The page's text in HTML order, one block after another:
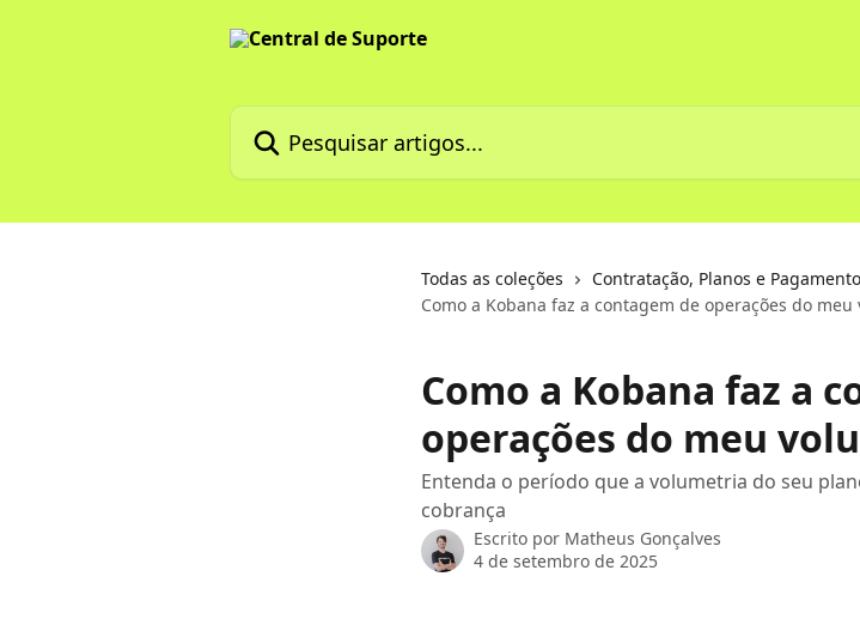
Pesquisar artigos...
Todas as coleções Contratação, Planos e Pagamento
Como a Kobana faz a contagem de operações do
Como a Kobana faz a
operações do meu
Entenda o período que a volumetria do seu
cobrança
Escrito por Matheus Gonçalves
4 de setembro de 2025